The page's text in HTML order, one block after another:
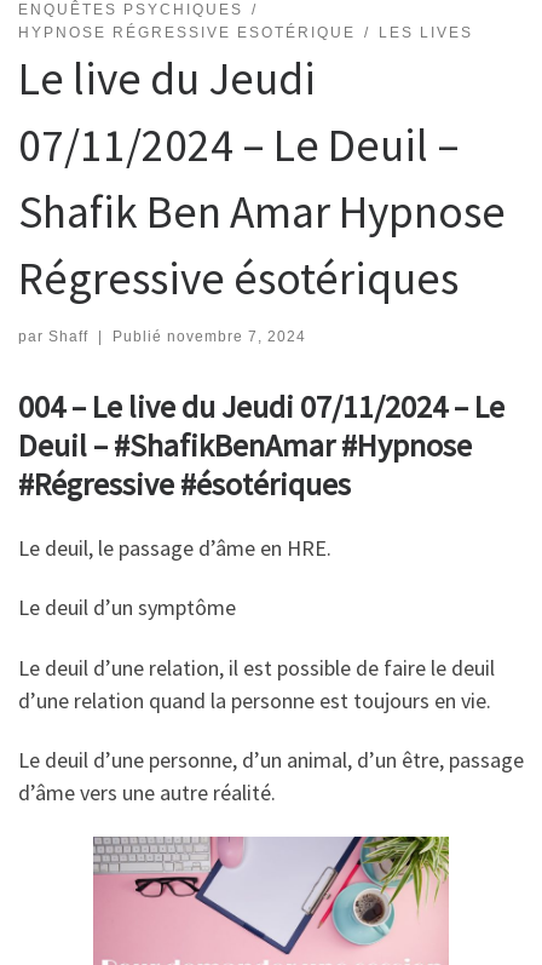
ENQUÊTES PSYCHIQUES
HYPNOSE RÉGRESSIVE ESOTÉRIQUE
LES LIVES
Le live du Jeudi
07/11/2024 – Le Deuil –
Shafik Ben Amar Hypnose
Régressive ésotériques
par Shaff Publié novembre 7, 2024
004 – Le live du Jeudi 07/11/2024 – Le
Deuil – #ShafikBenAmar #Hypnose
#Régressive #ésotériques
Le deuil, le passage d’âme en HRE.
Le deuil d’un symptôme
Le deuil d’une relation, il est possible de faire le deuil
d’une relation quand la personne est toujours en vie.
Le deuil d’une personne, d’un animal, d’un être, passage
d’âme vers une autre réalité.